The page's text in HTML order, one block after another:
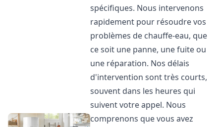
spécifiques. Nous intervenons
rapidement pour résoudre vos
problèmes de chauffe-eau, que
ce soit une panne, une fuite ou
une réparation. Nos délais
d'intervention sont très courts,
souvent dans les heures qui
suivent votre appel. Nous
comprenons que vous avez